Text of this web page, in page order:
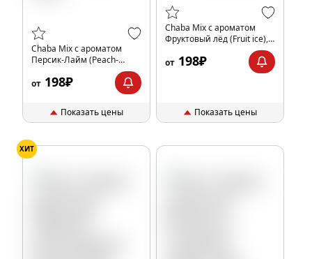
Chaba Mix с ароматом
Персик-Лайм (Peach-
от 198₽
Показать цены
Chaba Mix с ароматом
Фруктовый лёд (Fruit ice),
от 198₽
Показать цены
ХИТ